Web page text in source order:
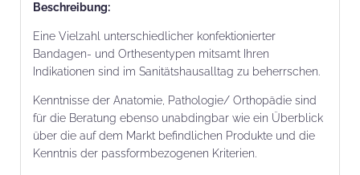
Beschrei­bung:
Eine Vielzahl unterschiedlicher konfektionierter
Bandagen- und Orthesentypen mitsamt Ihren
Indikationen sind im Sanitätshausalltag zu beherrschen.
Kenntnisse der Anatomie, Pathologie/ Orthopädie sind
für die Beratung ebenso unabdingbar wie ein Überblick
über die auf dem Markt befindlichen Produkte und die
Kenntnis der passformbezogenen Kriterien.